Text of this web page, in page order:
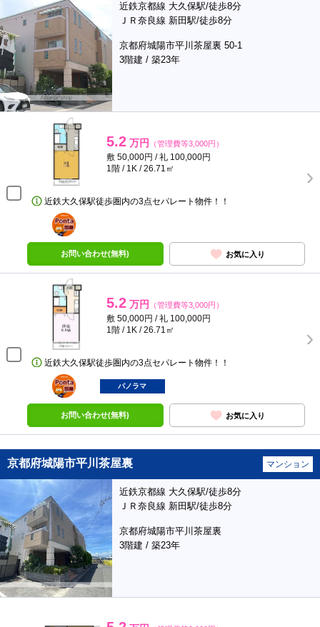
近鉄京都線 大久保駅/徒歩8分
ＪＲ奈良線 新田駅/徒歩8分
京都府城陽市平川茶屋裏 50-1
3階建 / 築23年
5.2 万円 （管理費等3,000円）
敷 50,000円 / 礼 100,000円
1階 / 1K / 26.71㎡
近鉄大久保駅徒歩圏内の3点セパレート物件！！
ポンタ
部屋
お問い合わせ(無料) お気に入り
5.2 万円 （管理費等3,000円）
敷 50,000円 / 礼 100,000円
1階 / 1K / 26.71㎡
近鉄大久保駅徒歩圏内の3点セパレート物件！！
ポンタ
部屋
パノラマ
お問い合わせ(無料) お気に入り
京都府城陽市平川茶屋裏 マンション
近鉄京都線 大久保駅/徒歩8分
ＪＲ奈良線 新田駅/徒歩8分
京都府城陽市平川茶屋裏
3階建 / 築23年